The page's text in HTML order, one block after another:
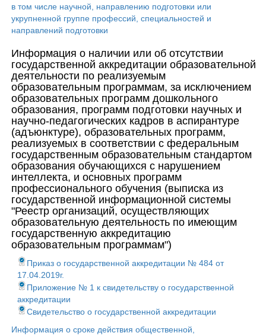
в том числе научной, направлению подготовки или
укрупненной группе профессий, специальностей и
направлений подготовки
Информация о наличии или об отсутствии
государственной аккредитации образовательной
деятельности по реализуемым
образовательным программам, за исключением
образовательных программ дошкольного
образования, программ подготовки научных и
научно-педагогических кадров в аспирантуре
(адъюнктуре), образовательных программ,
реализуемых в соответствии с федеральным
государственным образовательным стандартом
образования обучающихся с нарушением
интеллекта, и основных программ
профессионального обучения (выписка из
государственной информационной системы
"Реестр организаций, осуществляющих
образовательную деятельность по имеющим
государственную аккредитацию
образовательным программам")
Приказ о государственной аккредитации № 484 от
17.04.2019г.
Приложение № 1 к свидетельству о государственной
аккредитации
Свидетельство о государственной аккредитации
Информация о сроке действия общественной,